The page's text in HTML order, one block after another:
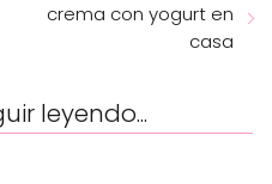
crema con yogurt en
casa
leyendo...